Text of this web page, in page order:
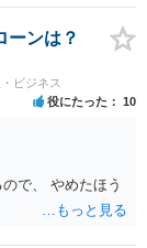
ーンは？
ビジネス
役にたった 10
で、 やめたほう